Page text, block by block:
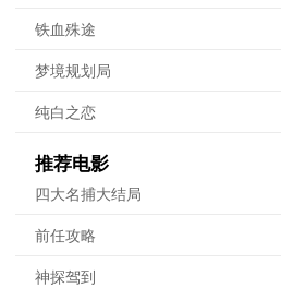
铁血殊途
梦境规划局
纯白之恋
推荐电影
四大名捕大结局
前任攻略
神探驾到